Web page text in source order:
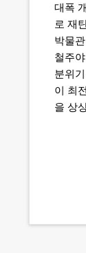
대폭
로 재
박물
철주
분위
이 최
을 상